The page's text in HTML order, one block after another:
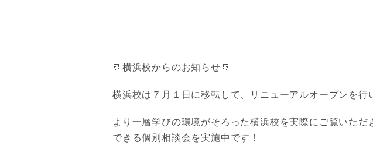
🚢横浜校からのお知らせ🚢
横浜校は７月１日に移転して、リニューアルオープンを行
より一層学びの環境がそろった横浜校を実際にご覧いた
できる個別相談会を実施中です！